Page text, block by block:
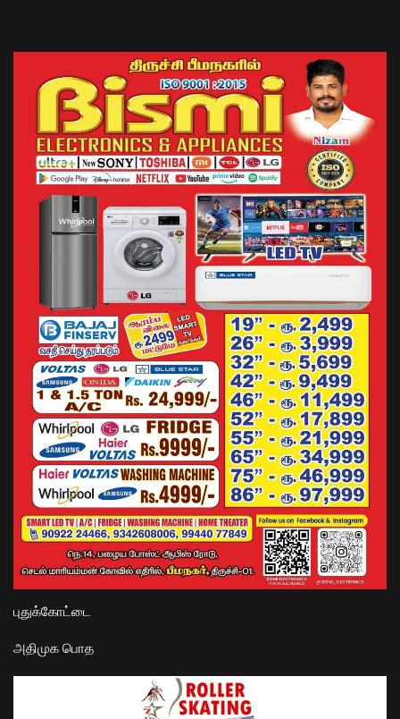
புதுக்கோட்டை
அதிமுக பொத